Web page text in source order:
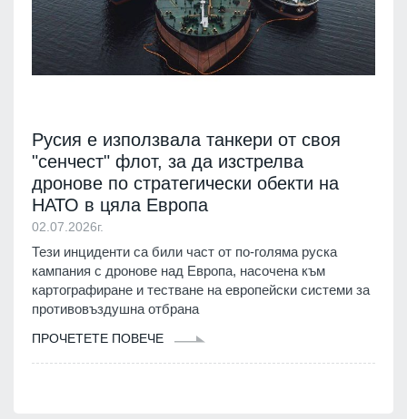
Русия е използвала танкери от своя
"сенчест" флот, за да изстрелва
дронове по стратегически обекти на
НАТО в цяла Европа
02.07.2026г.
Тези инциденти са били част от по-голяма руска
кампания с дронове над Европа, насочена към
картографиране и тестване на европейски системи за
противовъздушна отбрана
ПРОЧЕТЕТЕ ПОВЕЧЕ